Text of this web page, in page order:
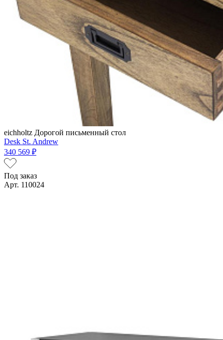
eichholtz Дорогой письменный стол
Desk St. Andrew
340 569 ₽
Под заказ
Арт. 110024